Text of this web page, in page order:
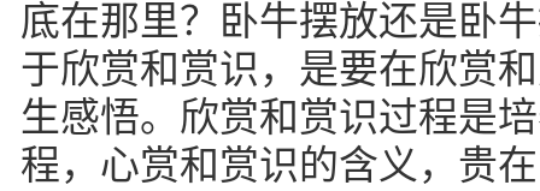
底在那里？卧牛摆放还是卧
于欣赏和赏识，是要在欣赏
生感悟。欣赏和赏识过程是
程，心赏和赏识的含义，贵